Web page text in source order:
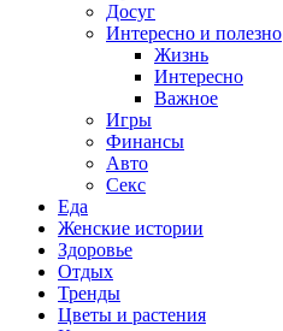
Досуг
Интересно и полезно
Жизнь
Интересно
Важное
Игры
Финансы
Авто
Секс
Еда
Женские истории
Здоровье
Отдых
Тренды
Цветы и растения